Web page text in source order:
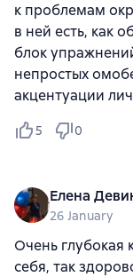
к проблемам
в ней есть, как
блок
непростых
акцентуации
5 0
Елена
26 January
Очень глубокая
себя, так